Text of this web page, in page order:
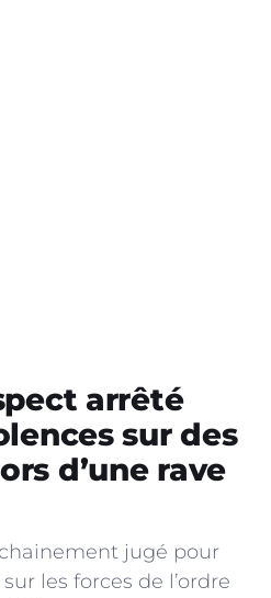
arrêté
sur des
d’une rave
jugé pour
les forces de l’ordre